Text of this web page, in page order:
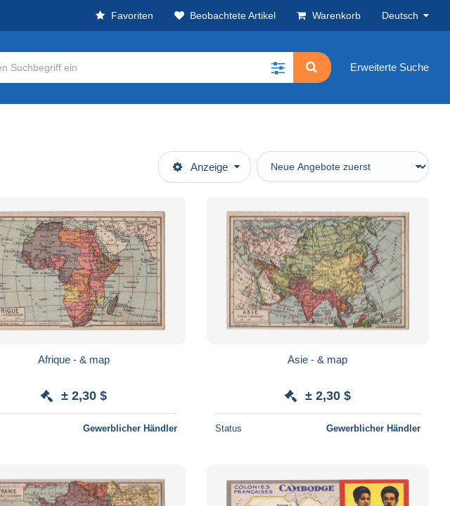
Favoriten Beobachtete Artikel Warenkorb Deutsch
Erweiterte Suche
Anzeige
Afrique - & map
± 2,30 $
Gewerblicher Händler
Asie - & map
± 2,30 $
Status Gewerblicher Händler